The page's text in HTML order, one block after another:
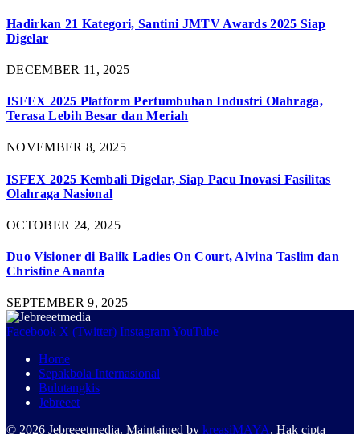
Hadirkan 21 Kategori, Santini JMTV Awards 2025 Siap
Digelar
DECEMBER 11, 2025
ISFEX 2025 Platform Pertumbuhan Industri Olahraga,
Terasa Lebih Besar dan Meriah
NOVEMBER 8, 2025
ISFEX 2025 Kembali Digelar, Siap Pacu Inovasi Fasilitas
Olahraga Nasional
OCTOBER 24, 2025
Duo Visioner di Balik Ladies On Court, Alvina Taslim dan
Christine Ananta
SEPTEMBER 9, 2025
Facebook X (Twitter) InstagramYouTube
Home
Sepakbola Internasional
Bulutangkis
Jebreeet
© 2026 Jebreeetmedia. Maintained by kreasiMAYA. Hak cipta